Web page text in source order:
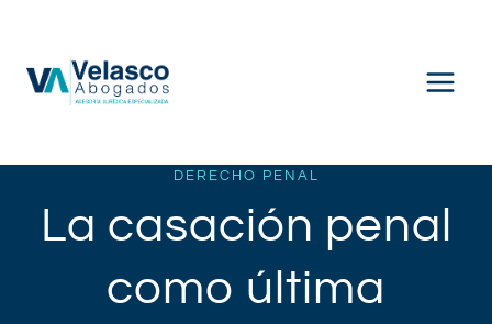
contenido
DERECHO PENAL
La casación penal
como última